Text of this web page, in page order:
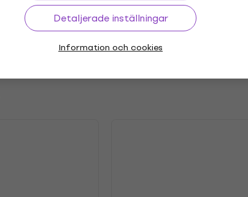
Detaljerade inställningar
Information och cookies
Etikett